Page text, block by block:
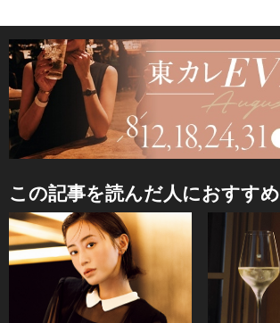
この記事を読んだ人におすすめ